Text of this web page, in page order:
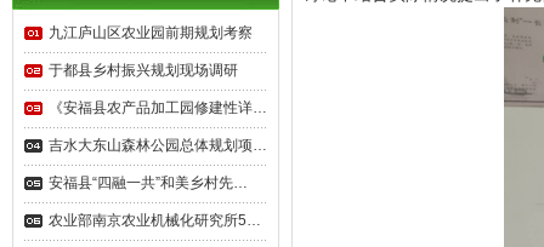
九江庐山区农业园前期规划考察
于都县乡村振兴规划现场调研
《安福县农产品加工园修建性详…
吉水大东山森林公园总体规划项…
安福县“四融一共”和美乡村先…
农业部南京农业机械化研究所5…